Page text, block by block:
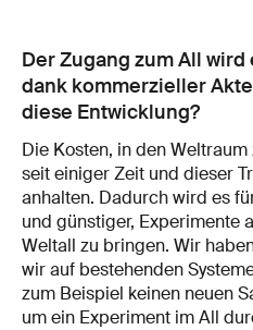
Der Zugang zum All
dank kommerzieller
diese Entwicklung?
Die Kosten, in den
seit einiger Zeit und dieser
anhalten. Dadurch wird es
und günstiger, Experimente
Weltall zu bringen. Wir
wir auf bestehenden
zum Beispiel keinen neuen
um ein Experiment im All